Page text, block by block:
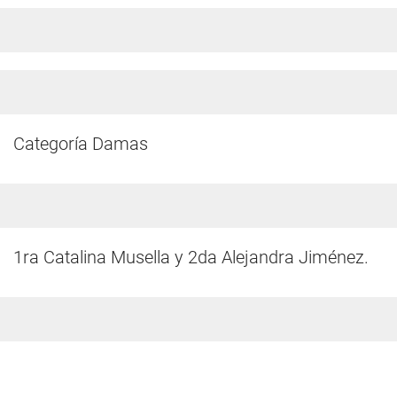
Categoría Damas
1ra Catalina Musella y 2da Alejandra Jiménez.